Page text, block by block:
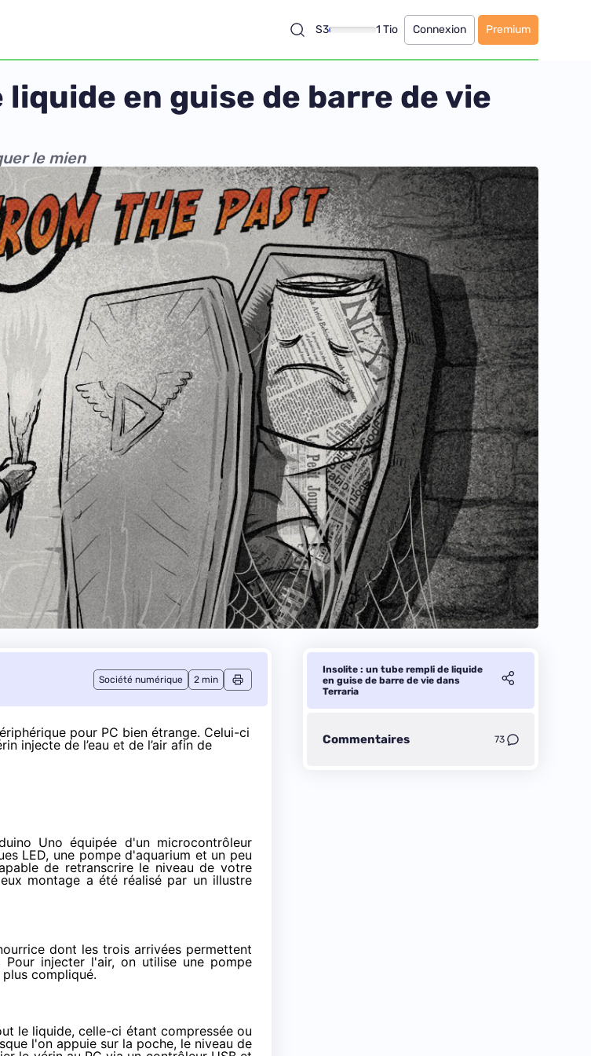
S3 1 Tio Connexion Premium
en guise de barre de vie
le mien
Société numérique 2 min
pour PC bien étrange. Celui-ci
injecte de l’eau et de l’air afin de
Uno équipée d'un microcontrôleur
LED, une pompe d'aquarium et un peu
de retranscrire le niveau de votre
montage a été réalisé par un illustre
dont les trois arrivées permettent
injecter l'air, on utilise une pompe
compliqué.
le liquide, celle-ci étant compressée ou
l'on appuie sur la poche, le niveau de
Insolite : un tube rempli de liquide
en guise de barre de vie dans
Terraria
Commentaires 73